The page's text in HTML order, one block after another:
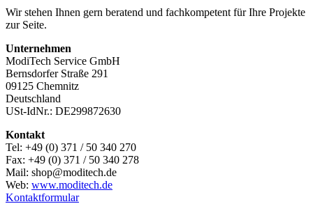
Wir stehen Ihnen gern beratend und fachkompetent für Ihre Projekte
zur Seite.
Unternehmen
ModiTech Service GmbH
Bernsdorfer Straße 291
09125 Chemnitz
Deutschland
USt-IdNr.: DE299872630
Kontakt
Tel: +49 (0) 371 / 50 340 270
Fax: +49 (0) 371 / 50 340 278
Mail: shop@moditech.de
Web: www.moditech.de
Kontaktformular